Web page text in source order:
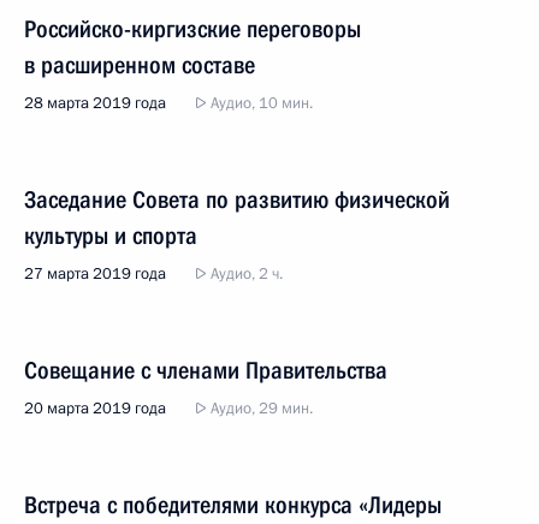
Российско-киргизские переговоры
в расширенном составе
28 марта 2019 года Аудио, 10 мин.
Заседание Совета по развитию физической
культуры и спорта
27 марта 2019 года Аудио, 2 ч.
Совещание с членами Правительства
20 марта 2019 года Аудио, 29 мин.
Встреча с победителями конкурса «Лидеры